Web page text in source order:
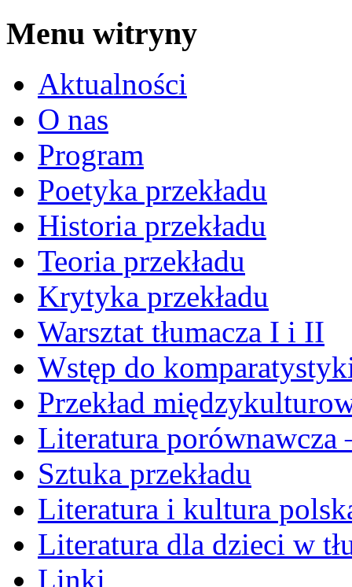
Menu witryny
Aktualności
O nas
Program
Poetyka przekładu
Historia przekładu
Teoria przekładu
Krytyka przekładu
Warsztat tłumacza I i II
Wstęp do
Przekład
Literatura porównawcza
Sztuka przekładu
Literatura i kultura
Literatura dla dzieci w
Linki